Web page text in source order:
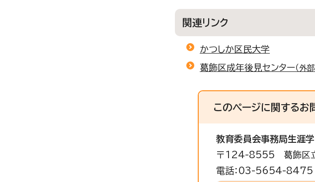
関連リンク
かつしか区民大学
葛飾区成年後見センター（外
このページに関するお
教育委員会事務局生涯
〒124-8555 葛飾区
電話：03-5654-8475